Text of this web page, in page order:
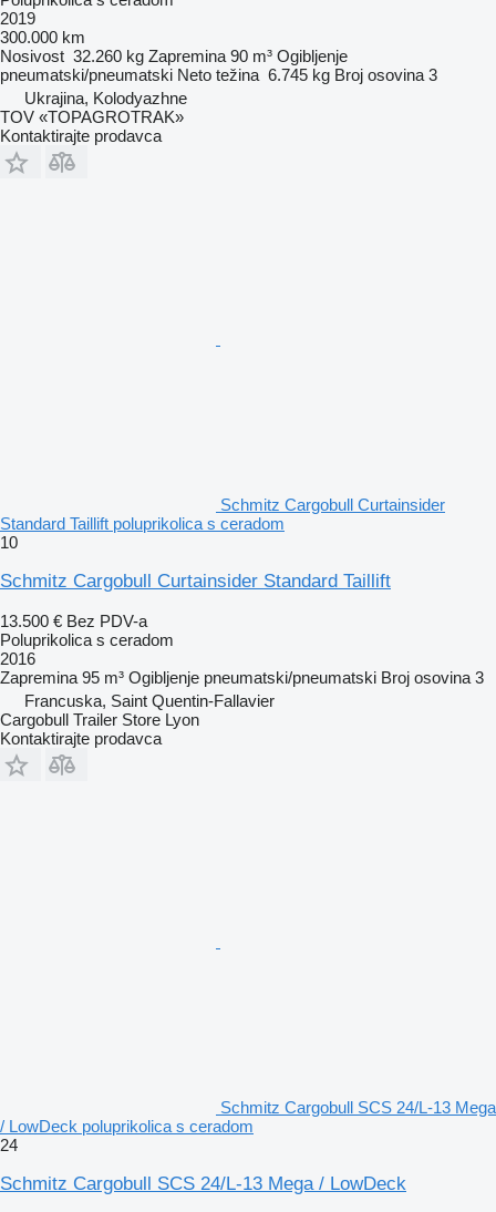
2019
300.000 km
Nosivost 32.260 kg Zapremina 90 m³ Ogibljenje
pneumatski/pneumatski Neto težina 6.745 kg Broj osovina 3
Ukrajina, Kolodyazhne
TOV «TOPAGROTRAK»
Kontaktirajte prodavca
Schmitz Cargobull Curtainsider
Standard Taillift poluprikolica s ceradom
10
Schmitz Cargobull Curtainsider Standard Taillift
13.500 € Bez PDV-a
Poluprikolica s ceradom
2016
Zapremina 95 m³ Ogibljenje pneumatski/pneumatski Broj osovina 3
Francuska, Saint Quentin-Fallavier
Cargobull Trailer Store Lyon
Kontaktirajte prodavca
Schmitz Cargobull SCS 24/L-13 Mega
/ LowDeck poluprikolica s ceradom
24
Schmitz Cargobull SCS 24/L-13 Mega / LowDeck